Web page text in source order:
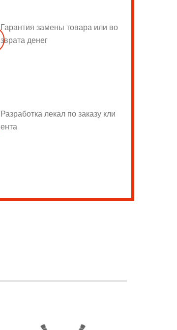
Гарантия замены товара или во
зврата денег
Разработка лекал по заказу кли
ента